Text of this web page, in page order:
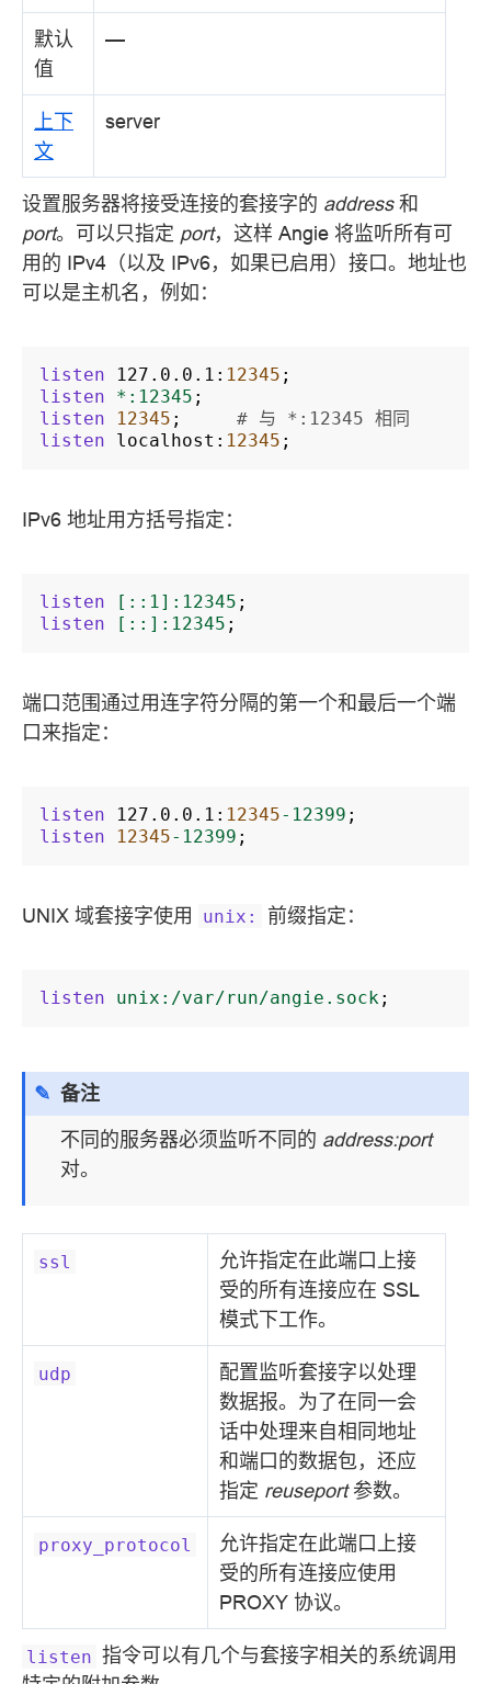
默认
值
—
上下
文
server
设置服务器将接受连接的套接字的 address和
port。可以只指定 port，这样 Angie 将监听所有可
用的 IPv4（以及 IPv6，如果已启用）接口。地址也
可以是主机名，例如：
listen 127.0.0.1 : 12345 ;
listen
*:12345 ;
listen
12345 ;
# 与 *:12345 相同
listen
localhost : 12345 ;
IPv6 地址用方括号指定：
listen [::1]:12345 ;
listen
[::]:12345 ;
端口范围通过用连字符分隔的第一个和最后一个端
口来指定：
listen 127.0.0.1 : 12345-12399 ;
listen
12345-12399 ;
UNIX 域套接字使用 unix: 前缀指定：
listen unix:/var/run/angie.sock ;
备注
不同的服务器必须监听不同的 address:port
对。
ssl
允许指定在此端口上接
受的所有连接应在 SSL
模式下工作。
udp
配置监听套接字以处理
数据报。为了在同一会
话中处理来自相同地址
和端口的数据包，还应
指定 reuseport参数。
proxy_protocol
允许指定在此端口上接
受的所有连接应使用
PROXY 协议。
listen 指令可以有几个与套接字相关的系统调用